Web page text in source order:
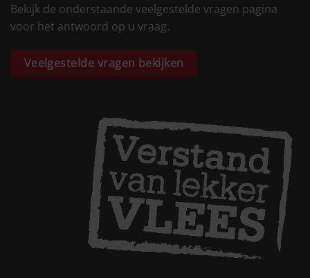
Bekijk de onderstaande veelgestelde vragen pagina
voor het antwoord op u vraag.
Veelgestelde vragen bekijken